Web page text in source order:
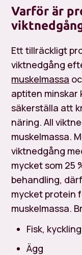
Varför är
Ett tillräckligt
viktnedgång
muskelmassa
aptiten minskar
säkerställa att
näring. All
muskelmassa.
viktnedgång
mycket som 25
behandling,
mycket protein
muskelmassa.
Fisk,
Ägg